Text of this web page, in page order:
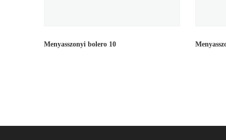
Menyasszonyi bolero 10